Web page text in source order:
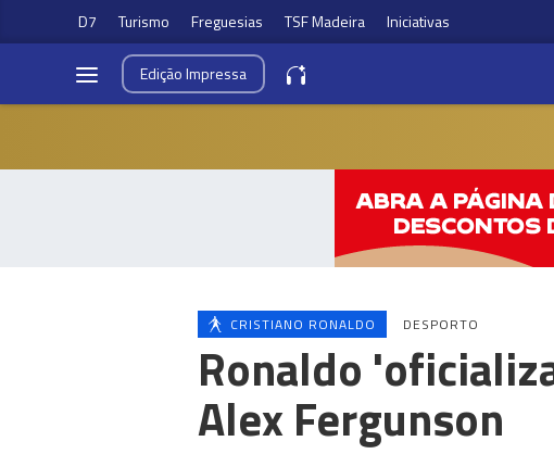
D7 Turismo Freguesias TSF Madeira Iniciativas
EdiçãoImpressa
CRISTIANO RONALDO DESPORTO
Ronaldo
Alex Fergunson